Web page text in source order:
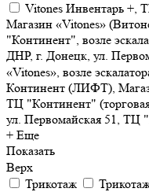
Vitones Инвентарь
Магазин «Vitones»
"Континент", возле
ДНР, г. Донецк, ул.
«Vitones», возле
Континент (ЛИФТ),
ТЦ "Континент"
ул. Первомайская 51, ТЦ
+ Еще
Показать
Верх
Трикотаж